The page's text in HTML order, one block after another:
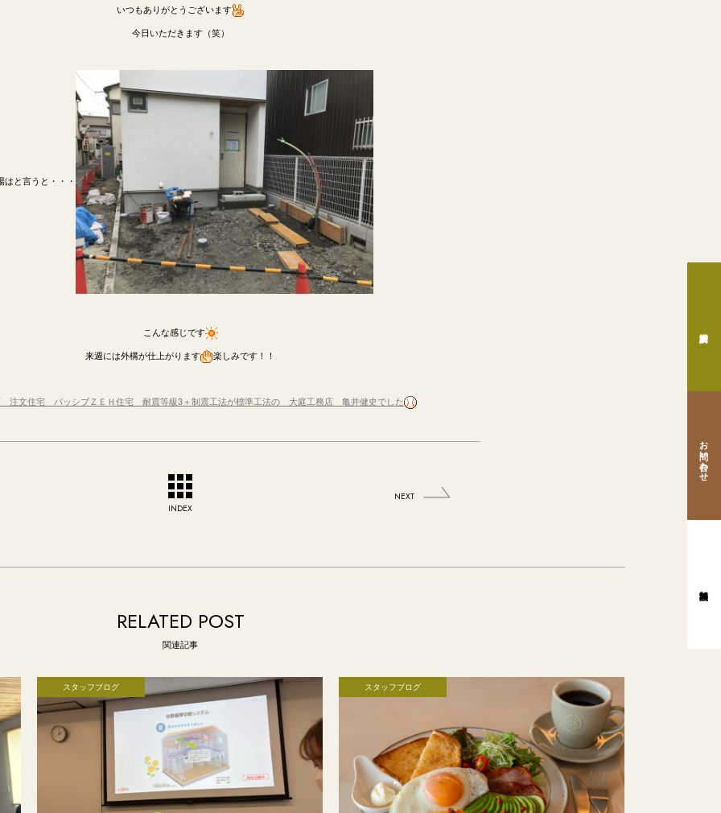
いつもありがとうございます
今日いただきます（笑）
はと言うと・・・
こんな感じです
来週には外構が仕上がります
楽しみです！！
文住宅 パッシブＺＥＨ住宅 耐震等級3＋制震工法が標準工法の 大庭工務店 亀井健史でした
INDEX
NEXT
RELATED POST
関連記事
スタッフブログ スタッフブログ
お問い合わせ